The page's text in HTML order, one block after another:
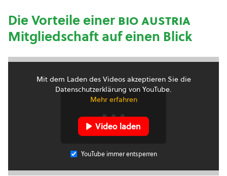
Die Vorteile einerbio austria
Mitgliedschaft auf einen Blick
Mit dem Laden des Videos akzeptieren Sie die
Datenschutzerklärung von YouTube.
Mehr erfahren
Video laden
YouTube immer entsperren